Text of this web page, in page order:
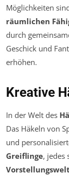
Möglichkeiten
räumlichen
durch
Geschick und
erhöhen.
Kreative
In der Welt des
Das Häkeln von
und
Greiflinge, jedes
Vorstellungswelt